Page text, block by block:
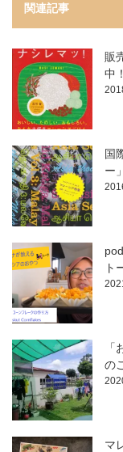
関連記事
販
中
国
ー
ト
の
マ